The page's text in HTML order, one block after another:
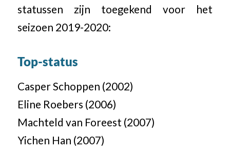
statussen zijn toegekend voor het
seizoen 2019-2020:
Top-status
Casper Schoppen (2002)
Eline Roebers (2006)
Machteld van Foreest (2007)
Yichen Han (2007)